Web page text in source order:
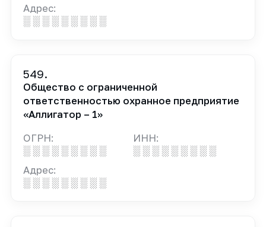
Адрес:
░ ░ ░ ░ ░ ░ ░ ░ ░
549.
Общество с ограниченной
ответственностью охранное предприятие
«Аллигатор – 1»
ОГРН:
░ ░ ░ ░ ░ ░ ░ ░ ░
ИНН:
░ ░ ░ ░ ░ ░ ░ ░ ░
Адрес:
░ ░ ░ ░ ░ ░ ░ ░ ░